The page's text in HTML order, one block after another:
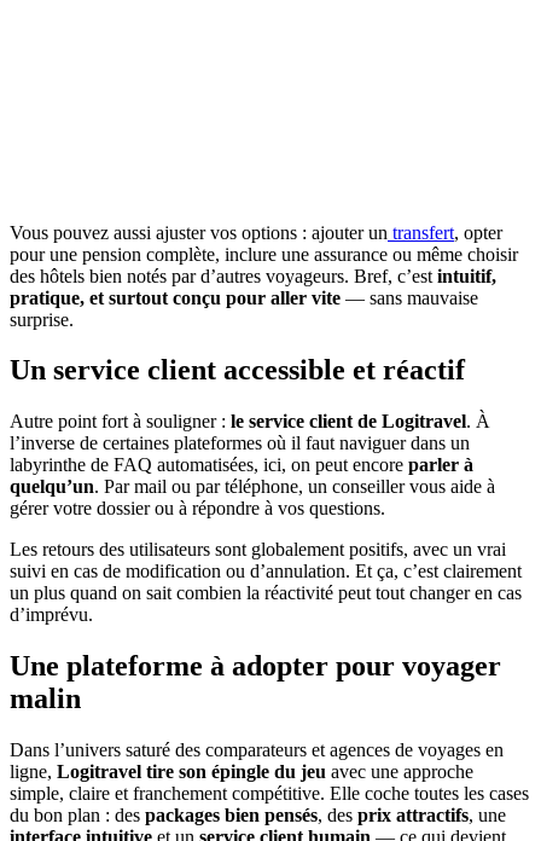
Vous pouvez aussi ajuster vos options : ajouter un transfert, opter
pour une pension complète, inclure une assurance ou même choisir
des hôtels bien notés par d’autres voyageurs. Bref, c’est intuitif,
pratique, et surtout conçu pour aller vite — sans mauvaise
surprise.
Un service client accessible et réactif
Autre point fort à souligner : le service client de Logitravel. À
l’inverse de certaines plateformes où il faut naviguer dans un
labyrinthe de FAQ automatisées, ici, on peut encore parler à
quelqu’un. Par mail ou par téléphone, un conseiller vous aide à
gérer votre dossier ou à répondre à vos questions.
Les retours des utilisateurs sont globalement positifs, avec un vrai
suivi en cas de modification ou d’annulation. Et ça, c’est clairement
un plus quand on sait combien la réactivité peut tout changer en cas
d’imprévu.
Une plateforme à adopter pour voyager
malin
Dans l’univers saturé des comparateurs et agences de voyages en
ligne, Logitravel tire son épingle du jeu avec une approche
simple, claire et franchement compétitive. Elle coche toutes les cases
du bon plan : des packages bien pensés, des prix attractifs, une